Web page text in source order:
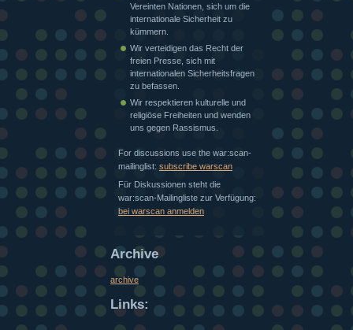
Vereinten Nationen, sich um die
internationale Sicherheit zu
kümmern.
Wir verteidigen das Recht der
freien Presse, sich mit
internationalen Sicherheitsfragen
zu befassen.
Wir respektieren kulturelle und
religiöse Freiheiten und wenden
uns gegen Rassismus.
For discussions use the war:scan-
mailinglist: subscribe warscan
Für Diskussionen steht die
war:scan-Mailingliste zur Verfügung:
bei warscan anmelden
Archive
archive
Links: